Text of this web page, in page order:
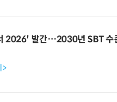
2026' 발간…2030년 SBT 수
>